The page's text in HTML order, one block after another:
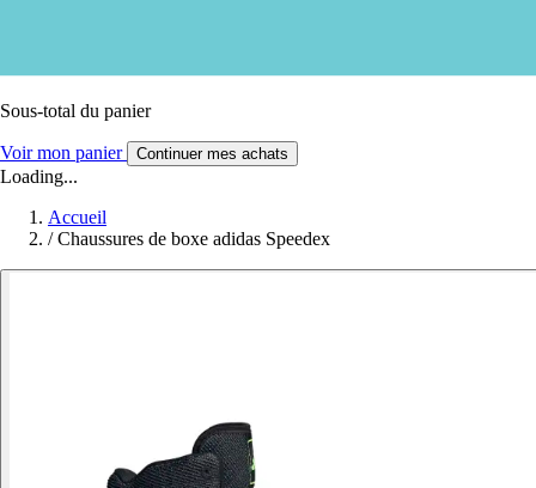
Sous-total du panier
Voir mon panier Continuer mes achats
Loading...
Accueil
/ Chaussures de boxe adidas Speedex